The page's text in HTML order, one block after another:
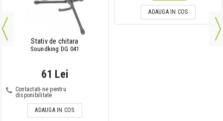
Stativ de chitara
Soundking DG 041
61 Lei
Contactati-ne pentru
disponibilitate
ADAUGA IN COS
ADAUGA IN COS